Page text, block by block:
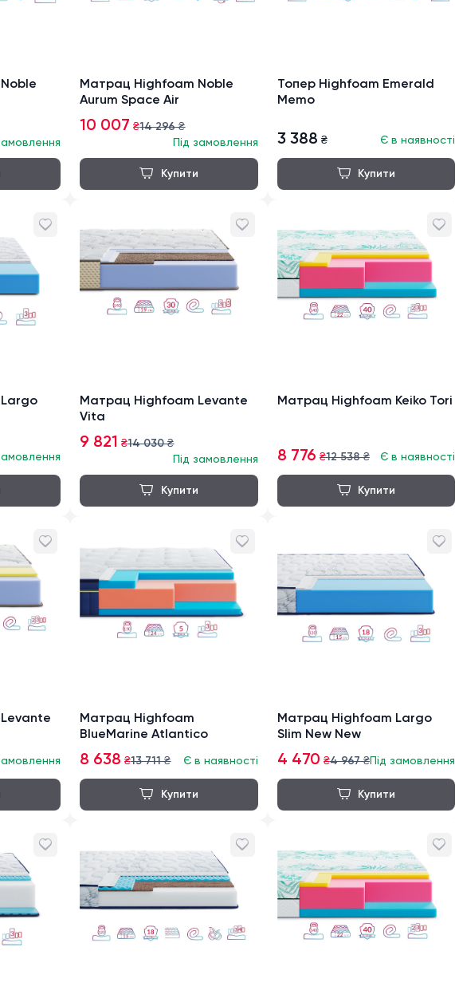
Матрац Highfoam Noble
Aurum Space Air
10 007 ₴14 296₴
Під замовлення
Топер Highfoam Emerald
Memo
3 388 ₴ Є в наявності
Матрац Highfoam Levante
Vita
9 821 ₴14 030₴
Під замовлення
Матрац Highfoam Keiko Tori
8 776 ₴12 538₴ Є в наявності
Матрац Highfoam
BlueMarine Atlantico
8 638 ₴13 711₴ Є в наявності
Матрац Highfoam Largo
Slim New New
4 470 ₴4 967₴Під замовлення